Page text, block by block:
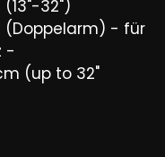
32")
(Doppelarm) - für
-
(up to 32"